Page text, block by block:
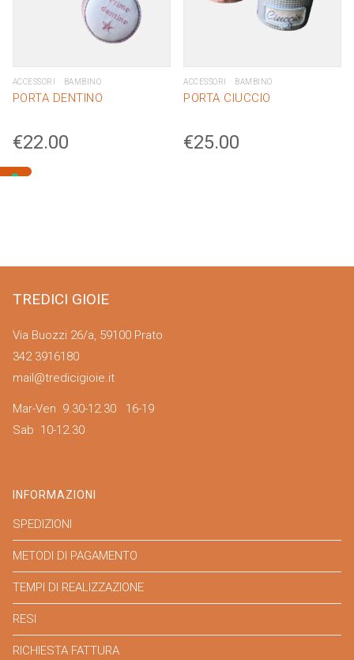
ACCESSORI BAMBINO
PORTA DENTINO
€22.00
ACCESSORI BAMBINO
PORTA CIUCCIO
€25.00
TREDICI GIOIE
Via Buozzi 26/a, 59100 Prato
342 3916180
mail@tredicigioie.it
Mar-Ven 9.30-12.30 16-19
Sab 10-12.30
INFORMAZIONI
SPEDIZIONI
METODI DI PAGAMENTO
TEMPI DI REALIZZAZIONE
RESI
RICHIESTA FATTURA